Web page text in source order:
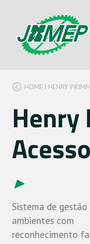
HOME | HENRY
Henry
Sistema de
ambientes com
reconhecimento